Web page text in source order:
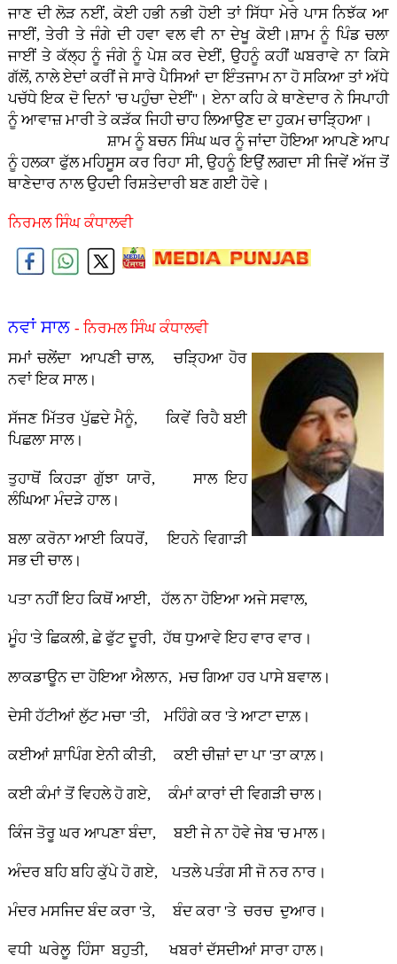
ਜਾਣ ਦੀ ਲੋੜ ਨਈਂ, ਕੋਈ ਹਭੀ ਨਭੀ ਹੋਈ ਤਾਂ ਸਿੱਧਾ ਮੇਰੇ ਪਾਸ ਨਿਝੱਕ ਆ
ਜਾਈਂ, ਤੇਰੀ ਤੇ ਜੰਗੇ ਦੀ ਹਵਾ ਵਲ ਵੀ ਨਾ ਦੇਖੂ ਕੋਈ।ਸ਼ਾਮ ਨੂੰ ਪਿੰਡ ਚਲਾ
ਜਾਈਂ ਤੇ ਕੱਲ੍ਹ ਨੂੰ ਜੰਗੇ ਨੂੰ ਪੇਸ਼ ਕਰ ਦੇਈਂ, ਉਹਨੂੰ ਕਹੀਂ ਘਬਰਾਵੇ ਨਾ ਕਿਸੇ
ਗੱਲੋਂ, ਨਾਲੇ ਏਦਾਂ ਕਰੀਂ ਜੇ ਸਾਰੇ ਪੈਸਿਆਂ ਦਾ ਇੰਤਜਾਮ ਨਾ ਹੋ ਸਕਿਆ ਤਾਂ ਅੱਧੇ
ਪਚੱਧੇ ਇਕ ਦੋ ਦਿਨਾਂ 'ਚ ਪਹੁੰਚਾ ਦੇਈਂ''। ਏਨਾ ਕਹਿ ਕੇ ਥਾਣੇਦਾਰ ਨੇ ਸਿਪਾਹੀ
ਨੂੰ ਆਵਾਜ਼ ਮਾਰੀ ਤੇ ਕੜੱਕ ਜਿਹੀ ਚਾਹ ਲਿਆਉਣ ਦਾ ਹੁਕਮ ਚਾੜ੍ਹਿਆ।
ਸ਼ਾਮ ਨੂੰ ਬਚਨ ਸਿੰਘ ਘਰ ਨੂੰ ਜਾਂਦਾ ਹੋਇਆ ਆਪਣੇ ਆਪ
ਨੂੰ ਹਲਕਾ ਫੁੱਲ ਮਹਿਸੂਸ ਕਰ ਰਿਹਾ ਸੀ, ਉਹਨੂੰ ਇਉਂ ਲਗਦਾ ਸੀ ਜਿਵੇਂ ਅੱਜ ਤੋਂ
ਥਾਣੇਦਾਰ ਨਾਲ ਉਹਦੀ ਰਿਸ਼ਤੇਦਾਰੀ ਬਣ ਗਈ ਹੋਵੇ।
ਨਿਰਮਲ ਸਿੰਘ ਕੰਧਾਲਵੀ
ਨਵਾਂ ਸਾਲ - ਨਿਰਮਲ ਸਿੰਘ ਕੰਧਾਲਵੀ
ਸਮਾਂ ਚਲੇਂਦਾ ਆਪਣੀ ਚਾਲ, ਚੜ੍ਹਿਆ ਹੋਰ
ਨਵਾਂ ਇਕ ਸਾਲ।
ਸੱਜਣ ਮਿੱਤਰ ਪੁੱਛਦੇ ਮੈਨੂੰ, ਕਿਵੇਂ ਰਿਹੈ ਬਈ
ਪਿਛਲਾ ਸਾਲ।
ਤੁਹਾਥੋਂ ਕਿਹੜਾ ਗੁੱਝਾ ਯਾਰੋ, ਸਾਲ ਇਹ
ਲੰਘਿਆ ਮੰਦੜੇ ਹਾਲ।
ਬਲਾ ਕਰੋਨਾ ਆਈ ਕਿਧਰੋਂ, ਇਹਨੇ ਵਿਗਾੜੀ
ਸਭ ਦੀ ਚਾਲ।
ਪਤਾ ਨਹੀਂ ਇਹ ਕਿਥੋਂ ਆਈ, ਹੱਲ ਨਾ ਹੋਇਆ ਅਜੇ ਸਵਾਲ,
ਮੂੰਹ 'ਤੇ ਛਿਕਲੀ, ਛੇ ਫੁੱਟ ਦੂਰੀ, ਹੱਥ ਧੁਆਵੇ ਇਹ ਵਾਰ ਵਾਰ।
ਲਾਕਡਾਊਨ ਦਾ ਹੋਇਆ ਐਲਾਨ, ਮਚ ਗਿਆ ਹਰ ਪਾਸੇ ਬਵਾਲ।
ਦੇਸੀ ਹੱਟੀਆਂ ਲੁੱਟ ਮਚਾ 'ਤੀ, ਮਹਿੰਗੇ ਕਰ 'ਤੇ ਆਟਾ ਦਾਲ਼।
ਕਈਆਂ ਸ਼ਾਪਿੰਗ ਏਨੀ ਕੀਤੀ, ਕਈ ਚੀਜ਼ਾਂ ਦਾ ਪਾ 'ਤਾ ਕਾਲ਼।
ਕਈ ਕੰਮਾਂ ਤੋਂ ਵਿਹਲੇ ਹੋ ਗਏ, ਕੰਮਾਂ ਕਾਰਾਂ ਦੀ ਵਿਗੜੀ ਚਾਲ।
ਕਿੰਜ ਤੋਰੂ ਘਰ ਆਪਣਾ ਬੰਦਾ, ਬਈ ਜੇ ਨਾ ਹੋਵੇ ਜੇਬ 'ਚ ਮਾਲ।
ਅੰਦਰ ਬਹਿ ਬਹਿ ਕੁੱਪੇ ਹੋ ਗਏ, ਪਤਲੇ ਪਤੰਗ ਸੀ ਜੋ ਨਰ ਨਾਰ।
ਮੰਦਰ ਮਸਜਿਦ ਬੰਦ ਕਰਾ 'ਤੇ, ਬੰਦ ਕਰਾ 'ਤੇ ਚਰਚ ਦੁਆਰ।
ਵਧੀ ਘਰੇਲੂ ਹਿੰਸਾ ਬਹੁਤੀ, ਖਬਰਾਂ ਦੱਸਦੀਆਂ ਸਾਰਾ ਹਾਲ।